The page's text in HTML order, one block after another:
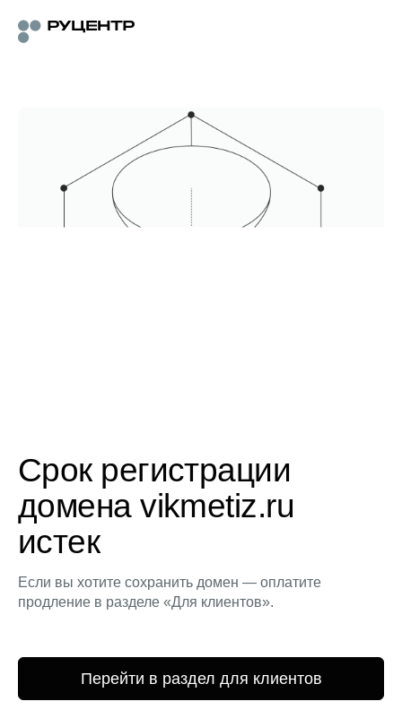
Срок регистрации
домена vikmetiz.ru
истек
Если вы хотите сохранить домен — оплатите
продление в разделе «Для клиентов».
Перейти в раздел для клиентов